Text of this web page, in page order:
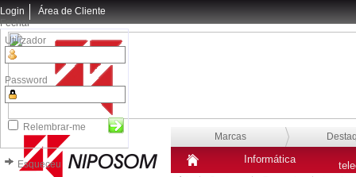
Login
Fechar
Utilizador
Password
Relembrar-me
Esqueceu
Área de Cliente
Marcas
Informática